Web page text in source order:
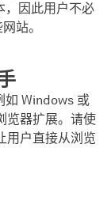
，因此用户不必
站。
如 Windows 或
览器扩展。请使
用户直接从浏览